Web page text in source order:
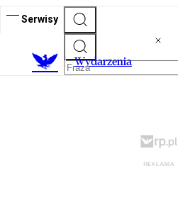
Serwisy
Wydarzenia